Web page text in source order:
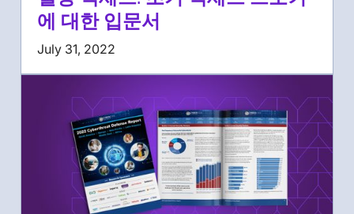
에 대한 입문서
July 31, 2022